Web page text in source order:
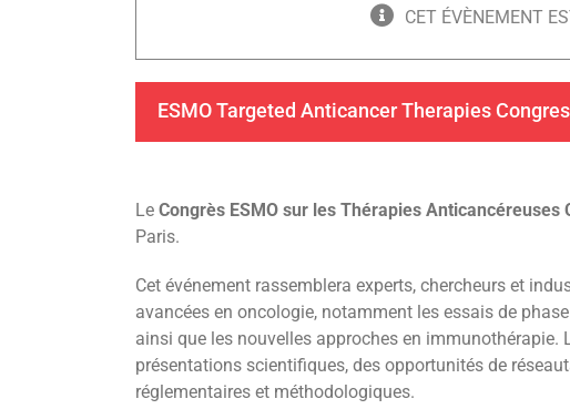
CET ÉVÈNEMENT
ESMO Targeted Anticancer Therapies
Le Congrès ESMO sur les Thérapies Anticancéreuses
Paris.
Cet événement rassemblera experts, chercheurs et
avancées en oncologie, notamment les essais de
ainsi que les nouvelles approches en immunothérapie.
présentations scientifiques, des opportunités de
réglementaires et méthodologiques.